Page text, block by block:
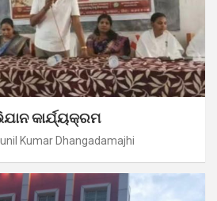
କାର୍ଯ୍ୟକ୍ରମ
Kumar Dhangadamajhi